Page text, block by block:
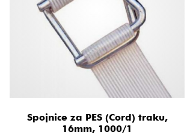
Spojnice za PES (Cord) traku,
16mm, 1000/1